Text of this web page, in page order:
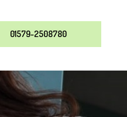
01579-2508780